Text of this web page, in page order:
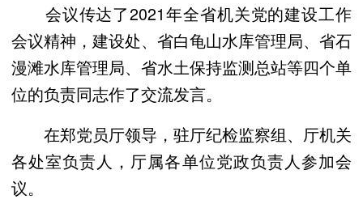
会议传达了2021年全省机关党的建设工作
会议精神，建设处、省白龟山水库管理局、省石
漫滩水库管理局、省水土保持监测总站等四个单
位的负责同志作了交流发言。
在郑党员厅领导，驻厅纪检监察组、厅机关
各处室负责人，厅属各单位党政负责人参加会
议。